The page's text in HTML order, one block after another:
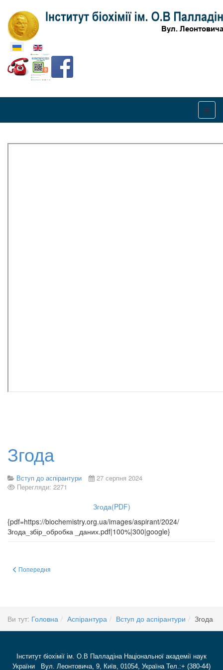
Оберіть свою мову
Згода
Вступ до аспірантури
27 серпня 2024
Перегляди: 2271
Згода(PDF)
{pdf=https://biochemistry.org.ua/images/aspirant/2024/
Згода_збір_обробка _даних.pdf|100%|300|google}
Попередня стаття: Програма ЄВВ 2025р
Попередня
Ви тут: Головна Аспірантура Вступ до аспірантури Згода
Інститут біохімії ім. О.В Палладіна Національної академії наук
України Вул. Леонтовича, 9, Київ, 01054, Україна Тел.:+ (380-44)